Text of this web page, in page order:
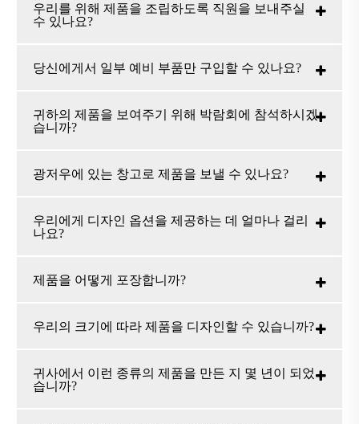
우리를 위해 제품을 조립하도록 직원을 보내주실
수 있나요?
당신에게서 일부 예비 부품만 구입할 수 있나요?
귀하의 제품을 보여주기 위해 박람회에 참석하시겠
습니까?
광저우에 있는 창고로 제품을 보낼 수 있나요?
우리에게 디자인 옵션을 제공하는 데 얼마나 걸리
나요?
제품을 어떻게 포장합니까?
우리의 크기에 따라 제품을 디자인할 수 있습니까?
귀사에서 이런 종류의 제품을 만든 지 몇 년이 되었
습니까?